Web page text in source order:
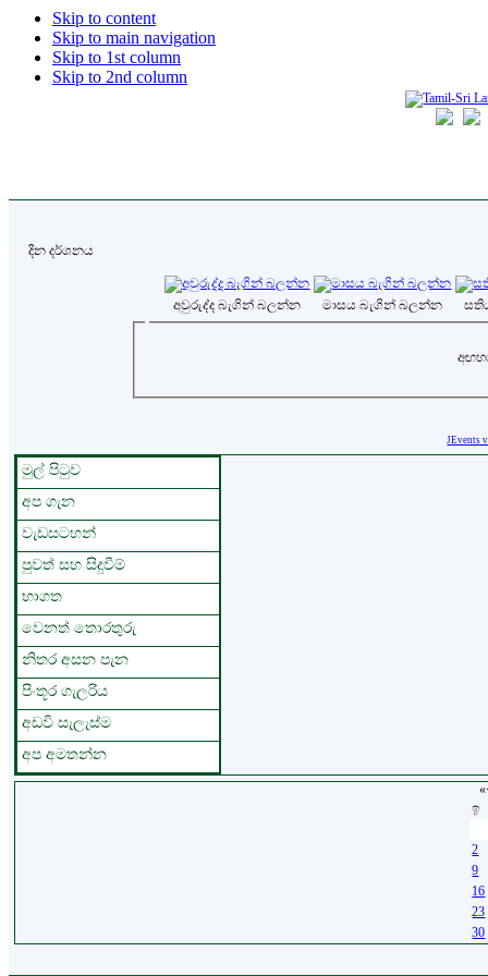
Skip to content
Skip to main navigation
Skip to 1st column
Skip to 2nd column
දින දර්ශනය
අවුරුද්ද බැගින් බලන්න මාසය බැගින් බලන්න
JEvents
මුල් පිටුව
අප ගැන
වැඩසටහන්
පුවත් සහ සිදුවීම්
භාගත
වෙනත් තොරතුරු
නිතර අසන පැන
පිංතූර ගැලරිය
අඩවි සැලැස්ම
අප අමතන්න
«
ඉ
2
9
16
23
30